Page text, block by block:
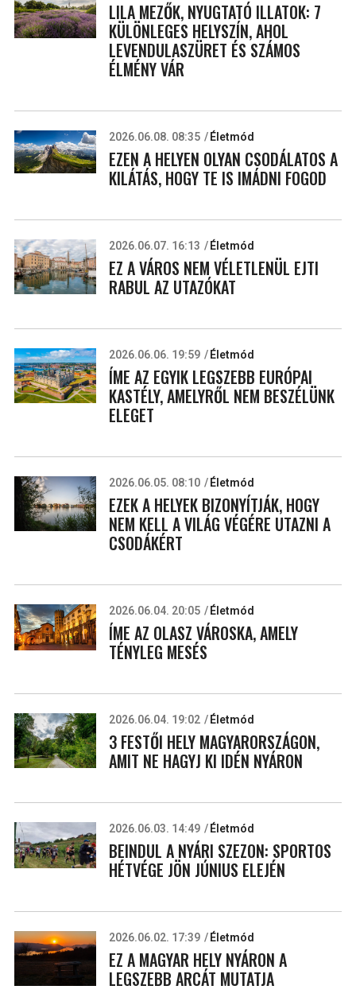
LILA MEZŐK, NYUGTATÓ ILLATOK: 7
KÜLÖNLEGES HELYSZÍN, AHOL
LEVENDULASZÜRET ÉS SZÁMOS
ÉLMÉNY VÁR
2026.06.08. 08:35 Életmód
EZEN A HELYEN OLYAN CSODÁLATOS A
KILÁTÁS, HOGY TE IS IMÁDNI FOGOD
2026.06.07. 16:13 Életmód
EZ A VÁROS NEM VÉLETLENÜL EJTI
RABUL AZ UTAZÓKAT
2026.06.06. 19:59 Életmód
ÍME AZ EGYIK LEGSZEBB EURÓPAI
KASTÉLY, AMELYRŐL NEM BESZÉLÜNK
ELEGET
2026.06.05. 08:10 Életmód
EZEK A HELYEK BIZONYÍTJÁK, HOGY
NEM KELL A VILÁG VÉGÉRE UTAZNI A
CSODÁKÉRT
2026.06.04. 20:05 Életmód
ÍME AZ OLASZ VÁROSKA, AMELY
TÉNYLEG MESÉS
2026.06.04. 19:02 Életmód
3 FESTŐI HELY MAGYARORSZÁGON,
AMIT NE HAGYJ KI IDÉN NYÁRON
2026.06.03. 14:49 Életmód
BEINDUL A NYÁRI SZEZON: SPORTOS
HÉTVÉGE JÖN JÚNIUS ELEJÉN
2026.06.02. 17:39 Életmód
EZ A MAGYAR HELY NYÁRON A
LEGSZEBB ARCÁT MUTATJA